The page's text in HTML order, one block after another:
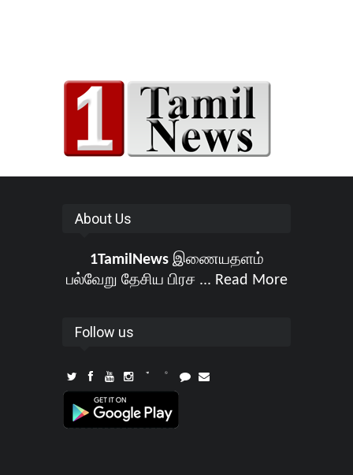
About Us
1TamilNewsஇணையதளம்
பல்வேறு தேசிய பிரச ... Read More
Follow us